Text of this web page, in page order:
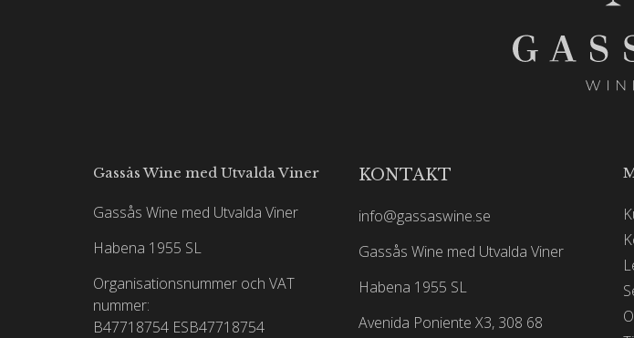
Gassås Wine med Utvalda Viner
Gassås Wine med Utvalda Viner
Habena 1955 SL
Organisationsnummer och VAT
nummer:
B47718754 ESB47718754
KONTAKT
info@gassaswine.se
Gassås Wine med Utvalda Viner
Habena 1955 SL
Avenida Poniente X3, 308 68